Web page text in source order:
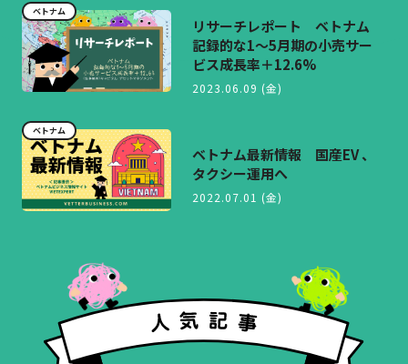
ベトナム
リサーチレポート ベトナム
記録的な1～5月期の小売サー
ビス成長率＋12.6%
2023.06.09 (金)
ベトナム
ベトナム最新情報 国産EV 、
タクシー運用へ
2022.07.01 (金)